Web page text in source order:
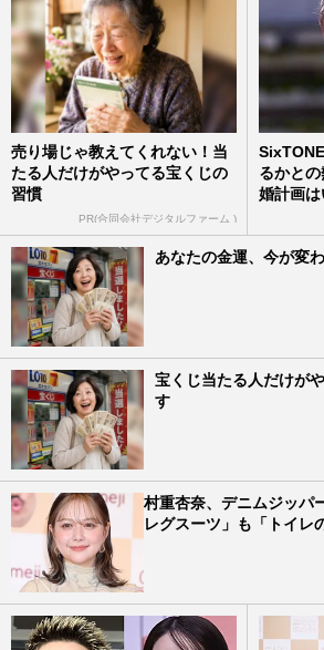
売り場じゃ教えてくれない！当
たる人だけがやってる宝くじの
習慣
PR(合同会社デジタルファーム )
るかと
婚計画
あなたの金運、今が変
宝くじ当たる人だけが
す
村重杏奈、デニムジッパ
レグスーツ」も「トイレ